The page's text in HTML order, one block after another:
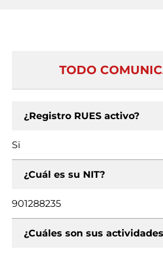
TODO
¿Registro RUES activo?
Si
¿Cuál es su NIT?
901288235
¿Cuáles son sus